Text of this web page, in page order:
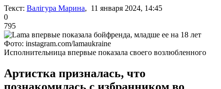
Текст: Валігура Марина, 11 января 2024, 14:45
0
795
Фото: instagram.com/lamaukraine
Исполнительница впервые показала своего возлюбленного
Артистка призналась, что
познакомилась с избранником во